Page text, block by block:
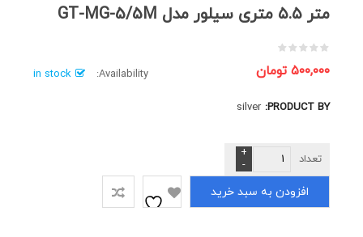
متر ۵.۵ متری سیلور مدل GT-MG-5/5M
Availability:
in stock ۵۰۰,۰۰۰ تومان
PRODUCT BY:
silver
5.5
متری
سیلور
مدل
افزودن به سبد خرید